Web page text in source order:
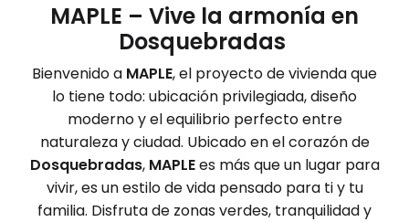
MAPLE – Vive la armonía en
Dosquebradas
Bienvenido a MAPLE, el proyecto de vivienda que
lo tiene todo: ubicación privilegiada, diseño
moderno y el equilibrio perfecto entre
naturaleza y ciudad. Ubicado en el corazón de
Dosquebradas, MAPLEes más que un lugar para
vivir, es un estilo de vida pensado para ti y tu
familia. Disfruta de zonas verdes, tranquilidad y